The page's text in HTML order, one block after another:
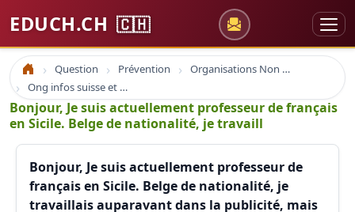
EDUCH.CH 🇨🇭
Accueil Question Prévention
Organisations Non Gouvernementales
Ong infos suisse et à l'étranger
Bonjour, Je suis actuellement professeur de français
en Sicile. Belge de nationalité, je travaill
Bonjour, Je suis actuellement professeur de
français en Sicile. Belge de nationalité, je
travaillais auparavant dans la publicité, mais